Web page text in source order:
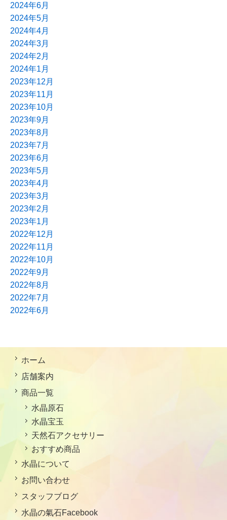
2024年6月
2024年5月
2024年4月
2024年3月
2024年2月
2024年1月
2023年12月
2023年11月
2023年10月
2023年9月
2023年8月
2023年7月
2023年6月
2023年5月
2023年4月
2023年3月
2023年2月
2023年1月
2022年12月
2022年11月
2022年10月
2022年9月
2022年8月
2022年7月
2022年6月
ホーム
店舗案内
商品一覧
水晶原石
水晶宝玉
天然石アクセサリー
おすすめ商品
水晶について
お問い合わせ
スタッフブログ
水晶の氣石Facebook